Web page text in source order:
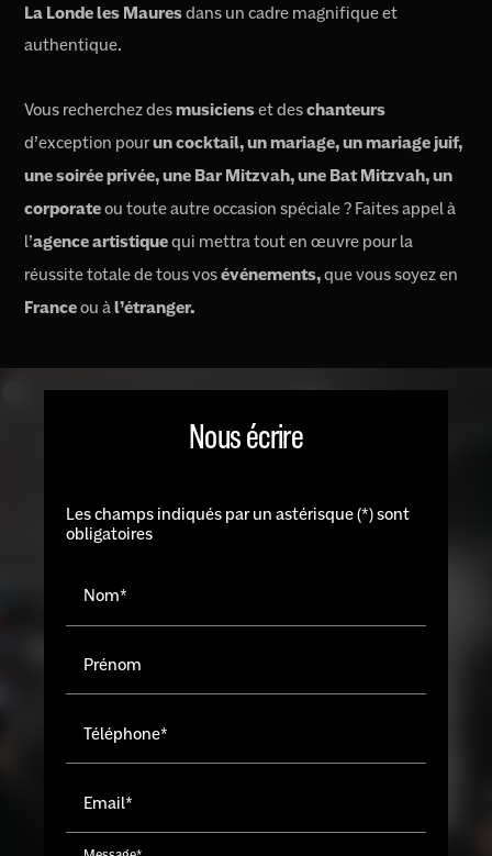
La Londe les Mauresdans un cadre magnifique et
authentique.
Vous recherchez desmusicienset deschanteurs
d’exception pourun cocktail, un mariage, un mariage juif,
une soirée privée, une Bar Mitzvah, une Bat Mitzvah, un
corporateou toute autre occasion spéciale ? Faites appel à
l’agence artistiquequi mettra tout en œuvre pour la
réussite totale de tous vosévénements,que vous soyez en
Franceou àl’étranger.
Nous écrire
Les champs indiqués par un astérisque (*) sont
obligatoires
Nom*
Prénom
Téléphone*
Email*